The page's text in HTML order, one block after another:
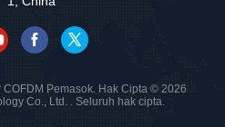
Pemasok. Hak Cipta © 2026
Co., Ltd. . Seluruh hak cipta.